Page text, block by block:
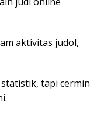
aktivitas judol,
tapi cermin